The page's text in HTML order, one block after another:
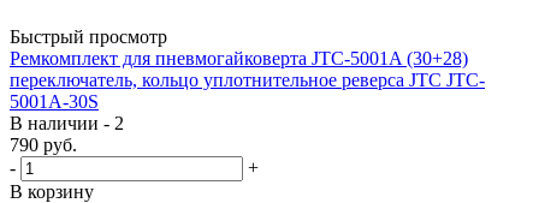
Быстрый просмотр
Ремкомплект для пневмогайковерта JTC-5001A (30+28)
переключатель, кольцо уплотнительное реверса JTC JTC-
5001A-30S
В наличии - 2
790 руб.
-
+
В корзину